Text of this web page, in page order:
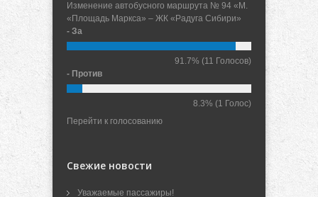
Изменение автобусного маршрута № 94 «М.
«Площадь Маркса» – ЖК «Радуга Сибири»
- За
91.7% (11 Голосов)
- Против
8.3% (1 Голос)
Перейти к голосованию
Свежие новости
Уважаемые пассажиры!